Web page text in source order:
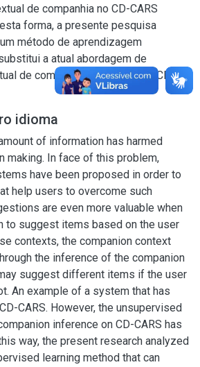
de companhia no CD-CARS
forma, a presente pesquisa
método de aprendizagem
a atual abordagem de
de companhia executada no CD-
idioma
of information has harmed
making. In face of this problem,
have been proposed in order to
help users to overcome such
are even more valuable when
to suggest items based on the user
contexts, the companion context
the inference of the companion
suggest different items if the user
An example of a system that has
CARS. However, the unsupervised
inference on CD-CARS has
way, the present research analyzed
learning method that can